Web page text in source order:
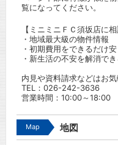
覧になってください。
【ミニミニＦＣ須坂店に
・地域最大級の物件情報
・初期費用をできるだけ安
・新生活の不安を解消で
内見や資料請求などはお
TEL： 026-242-3636
営業時間：10:00～18:00
Map 地図